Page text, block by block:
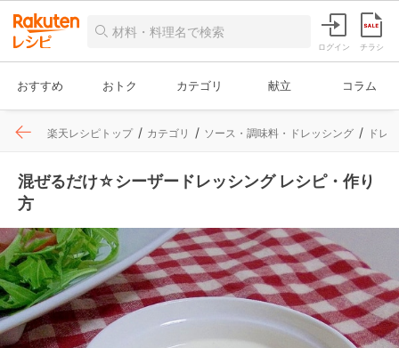
ログイン チラシ
おすすめ おトク カテゴリ 献立 コラム
楽天レシピトップ カテゴリ ソース・調味料・ドレッシング ドレ
混ぜるだけ☆シーザードレッシング レシピ・作り
方